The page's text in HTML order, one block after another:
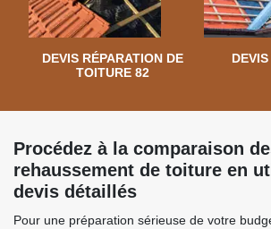
DEVIS RÉPARATION DE
TOITURE 82
Procédez à la comparaison
rehaussement de toiture en
devis détaillés
Pour une préparation sérieuse de votre